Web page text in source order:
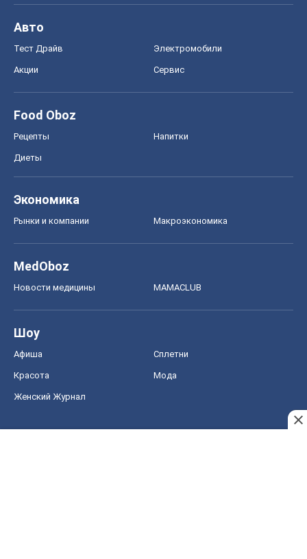
Авто
Тест Драйв Электромобили
Акции Сервис
Food Oboz
Рецепты Напитки
Диеты
Экономика
Рынки и компании Mакроэкономика
MedOboz
Новости медицины MAMACLUB
Шоу
Афиша Сплетни
Красота Мода
Женский Журнал